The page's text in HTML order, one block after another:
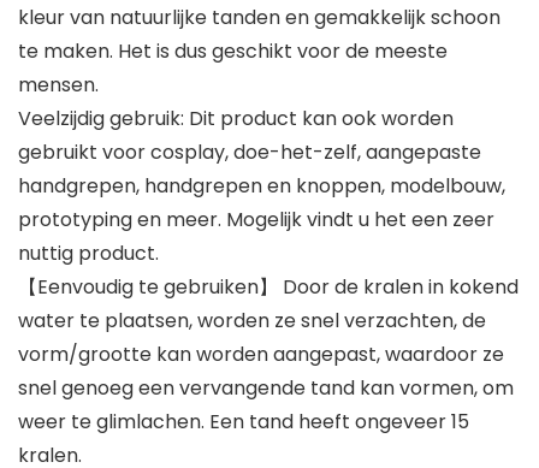
kleur van natuurlijke tanden en gemakkelijk schoon
te maken. Het is dus geschikt voor de meeste
mensen.
Veelzijdig gebruik: Dit product kan ook worden
gebruikt voor cosplay, doe-het-zelf, aangepaste
handgrepen, handgrepen en knoppen, modelbouw,
prototyping en meer. Mogelijk vindt u het een zeer
nuttig product.
【Eenvoudig te gebruiken】 Door de kralen in kokend
water te plaatsen, worden ze snel verzachten, de
vorm/grootte kan worden aangepast, waardoor ze
snel genoeg een vervangende tand kan vormen, om
weer te glimlachen. Een tand heeft ongeveer 15
kralen.